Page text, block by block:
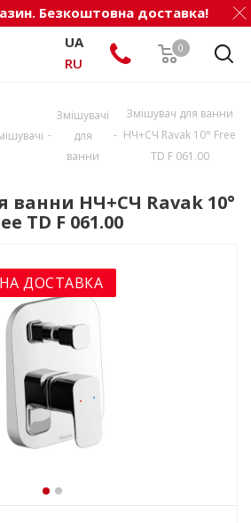
Безкоштовна доставка!
0
UA
RU
-
Змішувачі
для
ванни
-
Змішувач для ванни
НЧ+СЧ Ravak 10° Free
TD F 061.00
ванни НЧ+СЧ Ravak 10°
TD F 061.00
ДОСТАВКА